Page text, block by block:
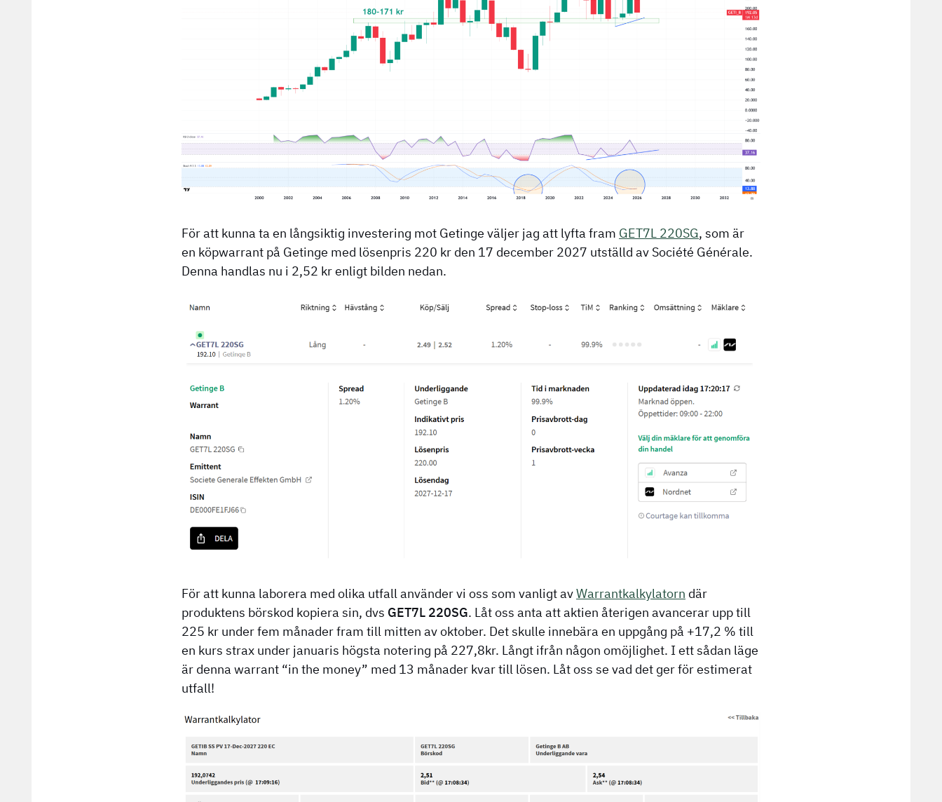
För att kunna ta en långsiktig investering mot Getinge väljer jag att lyfta fram GET7L 220SG, som är
en köpwarrant på Getinge med lösenpris 220 kr den 17 december 2027 utställd av Société Générale.
Denna handlas nu i 2,52 kr enligt bilden nedan.
För att kunna laborera med olika utfall använder vi oss som vanligt avWarrantkalkylatorn där
produktens börskod kopiera sin, dvs GET7L 220SG. Låt oss anta att aktien återigen avancerar upp till
225 kr under fem månader fram till mitten av oktober. Det skulle innebära en uppgång på +17,2 % till
en kurs strax under januaris högsta notering på 227,8kr. Långt ifrån någon omöjlighet. I ett sådan läge
är denna warrant “in the money” med 13 månader kvar till lösen. Låt oss se vad det ger för estimerat
utfall!